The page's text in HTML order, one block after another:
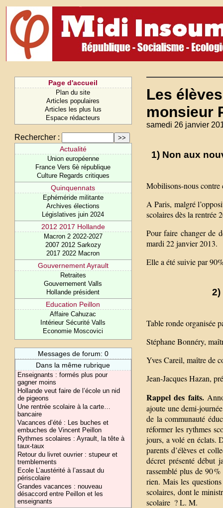
Page d'accueil
Plan du site
Articles populaires
Articles les plus lus
Espace rédacteurs
Rechercher :
Actualité
Union européenne
France Vers 6è république
Culture Regards critiques
Quinquennats
Ephéméride militante
Archives élections
Législatives juin 2024
2012 2017 Hollande
Macron 2 2022-2027
2007 2012 Sarkozy
2017 2022 Macron
Gouvernement Ayrault
Retraites
Gouvernement Valls
Hollande président
Education Peillon
Affaire Cahuzac
Intérieur Sécurité Valls
Economie Moscovici
Messages de forum: 0
Dans la même rubrique
Enseignants : formés plus pour
gagner moins
Hollande veut faire de l’école un nid
de pigeons
Une rentrée scolaire à la carte…
bancaire
Vacances d’été : Les buches et
embuches de Vincent Peillon
Rythmes scolaires : Ayrault, la tête à
taux-taux
Retour du livret ouvrier : stupeur et
tremblements
Ecole L’austérité à l’assaut du
périscolaire
Grandes vacances : nouveau
désaccord entre Peillon et les
enseignants
Les
monsieur
samedi 26 janvier
1) Non aux
Mobilisons-nous
A Paris, malgré
scolaires dès la rentrée
Pour faire changer de
mardi 22 janvier 2013.
Elle a été suivie par
Table ronde organisée
Stéphane Bonnéry,
Yves Careil, maître de
Jean-Jacques Hazan,
Rappel des faits.
ajoute une demi-
de la communauté
réformer les rythmes
jours, a volé en éclats.
parents d’élèves et
décret présenté début
rassemblé plus de 90
rien. Mais les
scolaires, dont le
scolaire ? L. M.